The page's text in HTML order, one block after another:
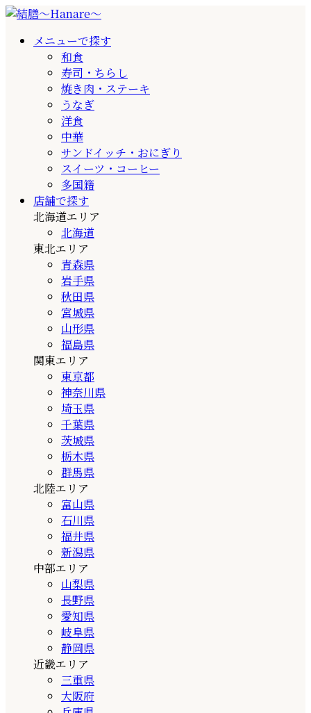
メニューで探す
和食
寿司・ちらし
焼き肉・ステーキ
うなぎ
洋食
中華
サンドイッチ・おにぎり
スイーツ・コーヒー
多国籍
店舗で探す
北海道エリア
北海道
東北エリア
青森県
岩手県
秋田県
宮城県
山形県
福島県
関東エリア
東京都
神奈川県
埼玉県
千葉県
茨城県
栃木県
群馬県
北陸エリア
富山県
石川県
福井県
新潟県
中部エリア
山梨県
長野県
愛知県
岐阜県
静岡県
近畿エリア
三重県
大阪府